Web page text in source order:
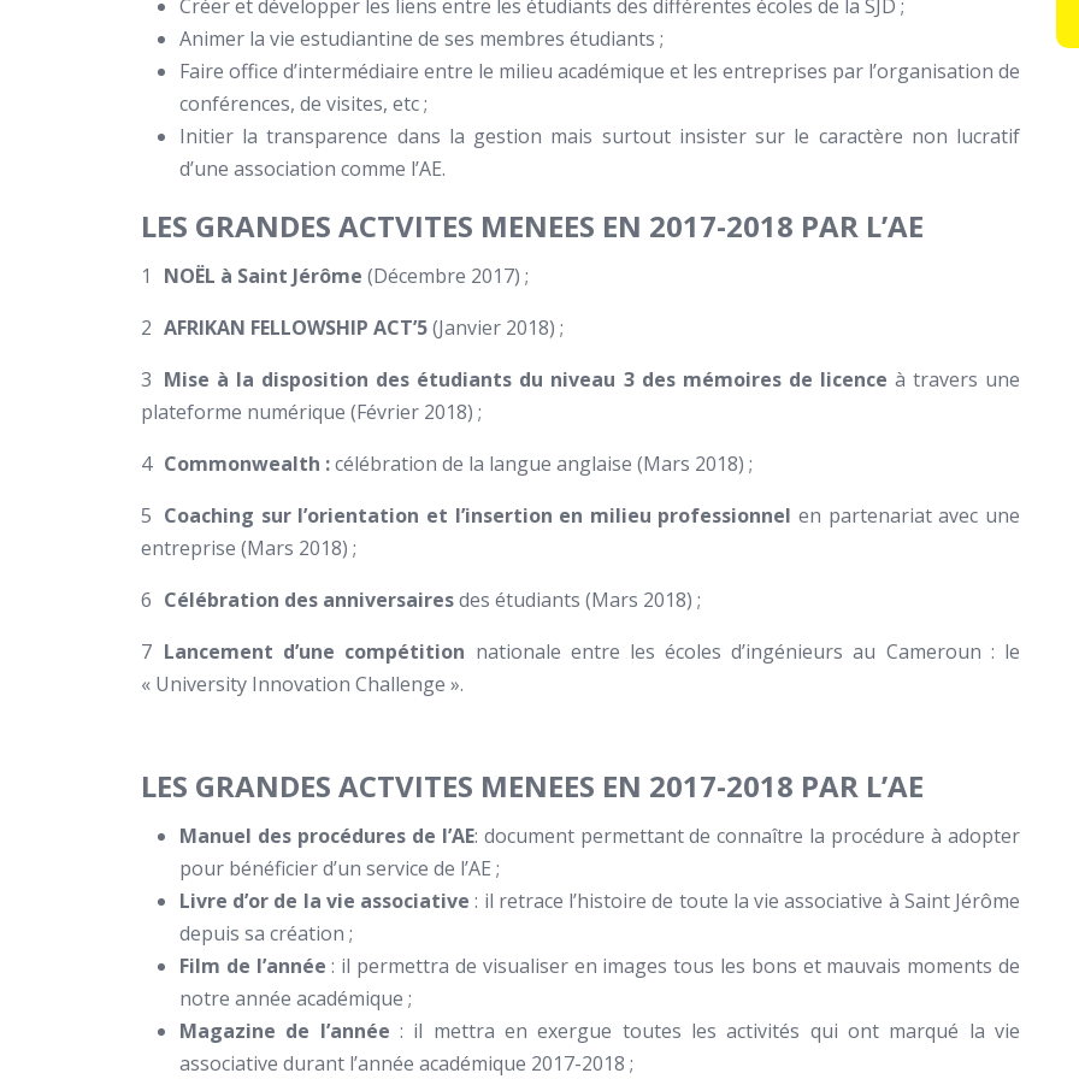
Créer et développer les liens entre les étudiants des différentes écoles de la SJD ;
Animer la vie estudiantine de ses membres étudiants ;
Faire office d’intermédiaire entre le milieu académique et les entreprises par l’organisation de
conférences, de visites, etc ;
Initier la transparence dans la gestion mais surtout insister sur le caractère non lucratif
d’une association comme l’AE.
LES GRANDES ACTVITES MENEES EN 2017-2018 PAR L’AE
NOËL à Saint Jérôme (Décembre 2017) ;
AFRIKAN FELLOWSHIP ACT’5(Janvier 2018) ;
Mise à la disposition des étudiants du niveau 3 des mémoires de licence à travers une
plateforme numérique (Février 2018) ;
Commonwealth :célébration de la langue anglaise (Mars 2018) ;
Coaching sur l’orientation et l’insertion en milieu professionnel en partenariat avec une
entreprise (Mars 2018) ;
Célébration des anniversairesdes étudiants (Mars 2018) ;
Lancement d’une compétition nationale entre les écoles d’ingénieurs au Cameroun : le
« University Innovation Challenge ».
LES GRANDES ACTVITES MENEES EN 2017-2018 PAR L’AE
Manuel des procédures de l’AE: document permettant de connaître la procédure à adopter
pour bénéficier d’un service de l’AE ;
Livre d’or de la vie associative: il retrace l’histoire de toute la vie associative à Saint Jérôme
depuis sa création ;
Film de l’année: il permettra de visualiser en images tous les bons et mauvais moments de
notre année académique ;
Magazine de l’année : il mettra en exergue toutes les activités qui ont marqué la vie
associative durant l’année académique 2017-2018 ;